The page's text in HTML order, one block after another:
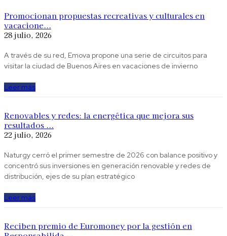
Promocionan propuestas recreativas y culturales en
vacacione...
28 julio, 2026
A través de su red, Emova propone una serie de circuitos para
visitar la ciudad de Buenos Aires en vacaciones de invierno
Leer más
Renovables y redes: la energética que mejora sus
resultados ...
22 julio, 2026
Naturgy cerró el primer semestre de 2026 con balance positivo y
concentró sus inversiones en generación renovable y redes de
distribución, ejes de su plan estratégico
Leer más
Reciben premio de Euromoney por la gestión en